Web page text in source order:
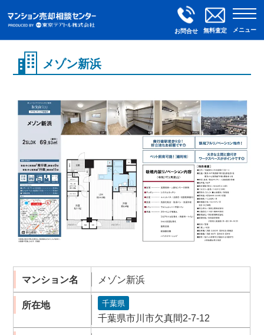
お問合せ 無料査定 メニュー
メゾン新浜
マンション名 メゾン新浜
所在地 千葉県
千葉県市川市欠真間2-7-12